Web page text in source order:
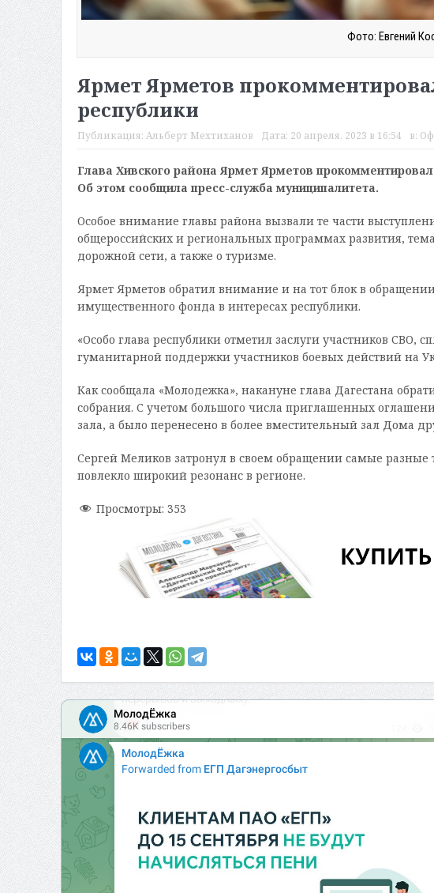
Фото: Евгений
Ярмет Ярметов
республики
Публикация: Альберт Мехтиханов Дата: 20 апреля, 2023 в 16:54 в:
Глава Хивского района Ярмет Ярметов
Об этом сообщила пресс-служба муниципалитета.
Особое внимание главы района вызвали те части
общероссийских и региональных программах развития,
дорожной сети, а также о туризме.
Ярмет Ярметов обратил внимание и на тот блок в
имущественного фонда в интересах республики.
«Особо глава республики отметил заслуги участников СВО,
гуманитарной поддержки участников боевых действий на
Как сообщала «Молодежка», накануне глава Дагестана
собрания. С учетом большого числа приглашенных
зала, а было перенесено в более вместительный зал Дома
Сергей Меликов затронул в своем обращении самые
повлекло широкий резонанс в регионе.
Просмотры: 353